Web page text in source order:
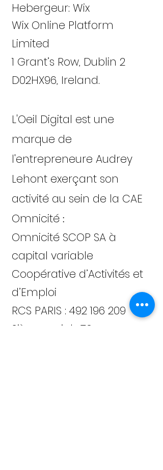
Hebergeur: Wix
Wix Online Platform
Limited
1 Grant’s Row, Dublin 2
D02HX96, Ireland.
L'Oeil Digital est une
marque de
l'entrepreneure Audrey
Lehont exerçant son
activité au sein de la CAE
Omnicité :
Omnicité SCOP SA à
capital variable
Coopérative d’Activités et
d’Emploi
RCS PARIS : 492 196 209
Siège social : 70, rue